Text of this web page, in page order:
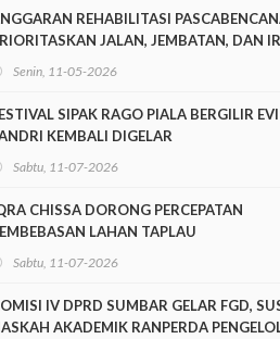
REHABILITASI
JALAN, JEMBATAN, DAN
Senin, 11-05-2026
SIPAK RAGO PIALA BERGILIR EVI
KEMBALI DIGELAR
Sabtu, 11-07-2026
CHISSA DORONG PERCEPATAN
LAHAN TAPLAU
Sabtu, 11-07-2026
IV DPRD SUMBAR GELAR FGD,
AKADEMIK RANPERDA